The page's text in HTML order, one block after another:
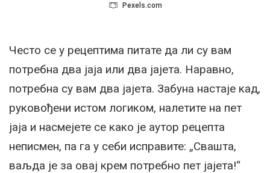
Pexels.com
Често се у рецептима питате да ли су вам
потребна два јаја или два јајета. Наравно,
потребна су вам два јајета. Забуна настаје кад,
руковођени истом логиком, налетите на пет
јаја и насмејете се како је аутор рецепта
неписмен, па га у себи исправите: „Свашта,
ваљда је за овај крем потребно пет јајета!“